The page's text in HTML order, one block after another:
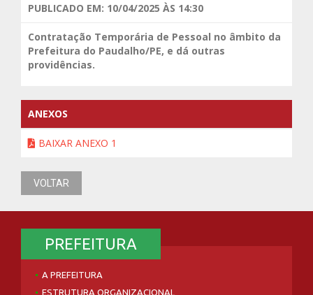
PUBLICADO EM: 10/04/2025 ÀS 14:30
Contratação Temporária de Pessoal no âmbito da
Prefeitura do Paudalho/PE, e dá outras
providências.
ANEXOS
BAIXAR ANEXO 1
VOLTAR
PREFEITURA
A PREFEITURA
ESTRUTURA ORGANIZACIONAL